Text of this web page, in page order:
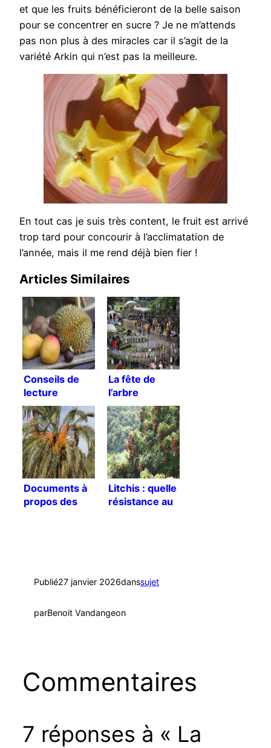
et que les fruits bénéficieront de la belle saison
pour se concentrer en sucre ? Je ne m’attends
pas non plus à des miracles car il s’agit de la
variété Arkin qui n’est pas la meilleure.
En tout cas je suis très content, le fruit est arrivé
trop tard pour concourir à l’acclimatation de
l’année, mais il me rend déjà bien fier !
Articles Similaires
Conseils de
lecture
La fête de
l’arbre
Documents à
propos des
Litchis : quelle
résistance au
Publié27 janvier 2026danssujet
parBenoit Vandangeon
Commentaires
7 réponses à « La